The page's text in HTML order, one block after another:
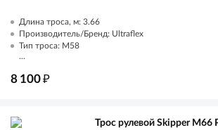
Длина троса, м: 3.66
Производитель/Бренд: Ultraflex
Тип троса: M58
...
8 100₽
Трос рулевой Skipper M66